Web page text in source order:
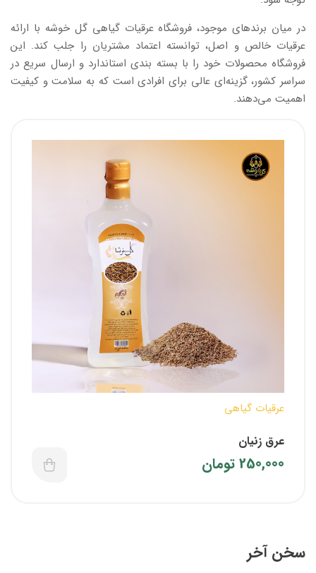
در میان برندهای موجود، فروشگاه عرقیات گیاهی گل خوشه با ارائه
عرقیات خالص و اصل، توانسته اعتماد مشتریان را جلب کند. این
فروشگاه محصولات خود را با بسته‌ بندی استاندارد و ارسال سریع در
سراسر کشور، گزینه‌ای عالی برای افرادی است که به سلامت و کیفیت
اهمیت می‌دهند.
عرقیات گیاهی
عرق زنیان
250,000تومان
سخن آخر